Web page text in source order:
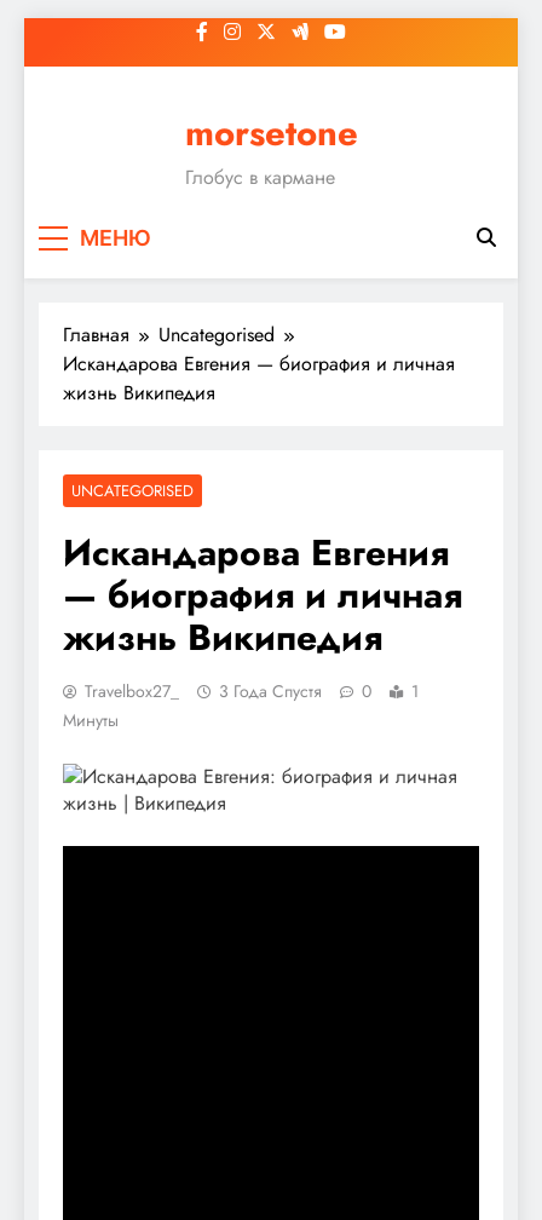
к
morsetone
Глобус в кармане
МЕНЮ
Главная
Uncategorised
Искандарова Евгения — биография и личная
жизнь Википедия
UNCATEGORISED
Искандарова Евгения
— биография и личная
жизнь Википедия
Travelbox27_ 3 Года Спустя 0
1
Минуты